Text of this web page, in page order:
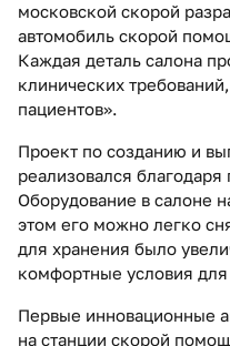
московской скорой
автомобиль скорой
Каждая деталь салона
клинических
пациентов».
Проект по созданию и
реализовался
Оборудование в салоне
этом его можно легко
для хранения было
комфортные условия
Первые инновационные
на станции скорой